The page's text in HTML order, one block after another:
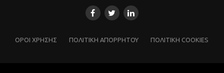
ΌΡΟΙ ΧΡΗΣΗΣ ΠΟΛΙΤΙΚΗ ΑΠΟΡΡΗΤΟΥ ΠΟΛΙΤΙΚΗ COOKIES